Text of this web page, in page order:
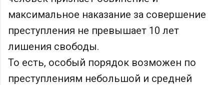
максимальное наказание за совершение
преступления не превышает 10 лет
лишения свободы.
То есть, особый порядок возможен по
преступлениям небольшой и средней